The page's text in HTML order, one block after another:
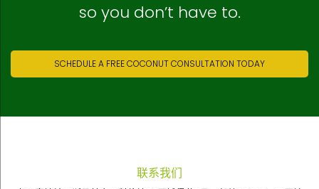
so you don’t have to.
SCHEDULE A FREE COCONUT CONSULTATION TODAY
联系我们